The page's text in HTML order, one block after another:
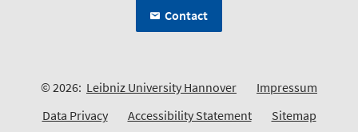
Contact
© 2026: Leibniz University Hannover
Impressum
Data Privacy
Accessibility Statement Sitemap